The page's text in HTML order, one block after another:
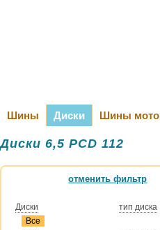
Шины Диски Шины мото
Диски 6,5 PCD 112
отменить фильтр
Диски
Все
тип диска